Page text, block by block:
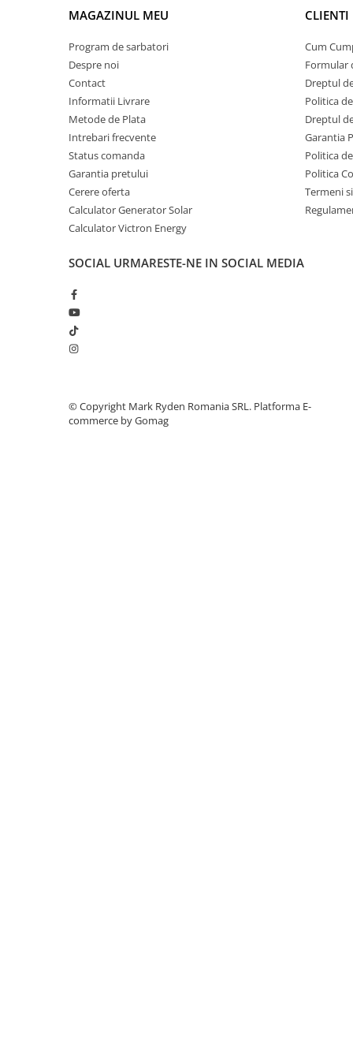
Acumulatori Gel
Acumulatori Moto
Electronice
Invertoare Tensiune
Statii de incarcare vehicule
UPS Centrale Termice
Stabilizatoare Tensiune
Scule si aparate
Anemometre
Clampmetre
Detectoare
Multimetre Portabile
MAGAZINUL MEU
Program de sarbatori
Despre noi
Contact
Informatii Livrare
Metode de Plata
Intrebari frecvente
Status comanda
Garantia pretului
Cerere oferta
Calculator Generator Solar
Calculator Victron Energy
CLIENTI
Cum
Formular
Dreptul
Politica
Dreptul
Garantia
Politica
Politica
Termeni
SOCIAL URMARESTE-NE IN SOCIAL MEDIA
©️ Copyright Mark Ryden Romania SRL. Platforma E-
commerce by Gomag